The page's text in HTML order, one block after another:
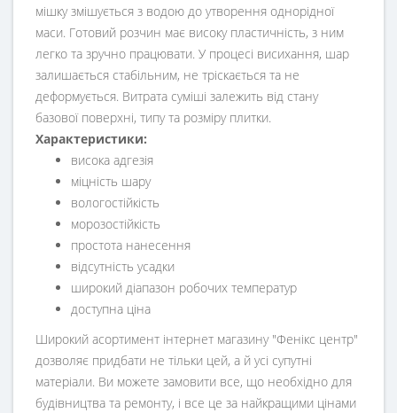
мішку змішується з водою до утворення однорідної
маси. Готовий розчин має високу пластичність, з ним
легко та зручно працювати. У процесі висихання, шар
залишається стабільним, не тріскається та не
деформується. Витрата суміші залежить від стану
базової поверхні, типу та розміру плитки.
Характеристики:
висока адгезія
міцність шару
вологостійкість
морозостійкість
простота нанесення
відсутність усадки
широкий діапазон робочих температур
доступна ціна
Широкий асортимент інтернет магазину "Фенікс центр"
дозволяє придбати не тільки цей, а й усі супутні
матеріали. Ви можете замовити все, що необхідно для
будівництва та ремонту, і все це за найкращими цінами